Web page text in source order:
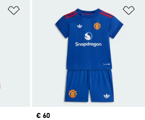
Añadir a la lista de deseos
Precio
€ 60